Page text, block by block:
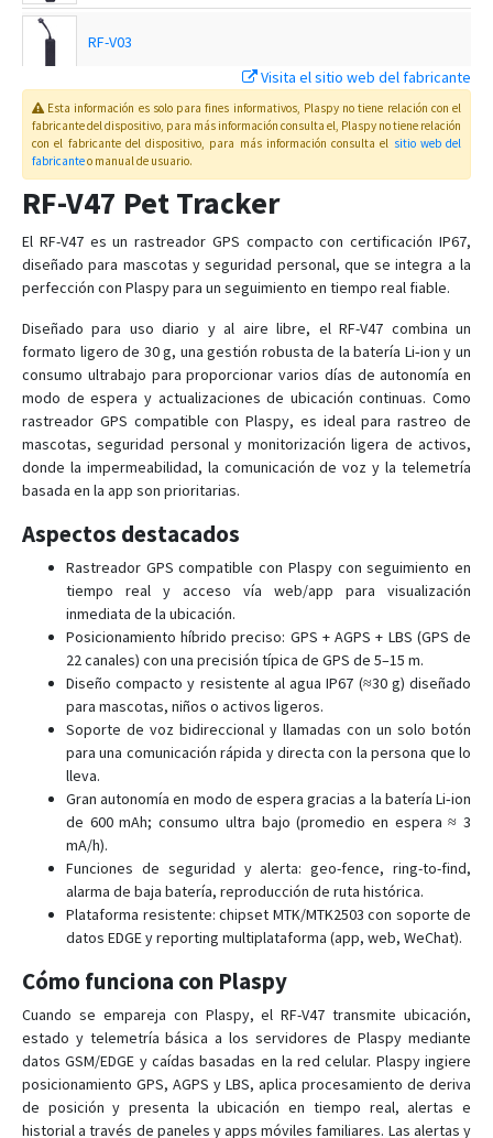
RF-V03
RF-V03
RF-V03-SOS
RF-V10
RF-V11
RF-V13
RF-V16
RF-V18
RF-V20
RF-V23
RF-V24
RF-V26
RF-V26+
RF-V28
RF-V30
RF-V32
RF-V34
RF-V36
RF-V38
RF-V40
RF-V43
RF-V44
RF-V45
RF-V46
RF-V48
Visita el sitio web del fabricante
Esta información es solo para fines informativos, Plaspy no tiene relación con el
fabricante del dispositivo, para más información consulta el, Plaspy no tiene relación
con el fabricante del dispositivo, para más información consulta el sitio web del
fabricanteo manual de usuario.
RF-V47 Pet Tracker
El RF-V47 es un rastreador GPS compacto con certificación IP67,
diseñado para mascotas y seguridad personal, que se integra a la
perfección con Plaspy para un seguimiento en tiempo real fiable.
Diseñado para uso diario y al aire libre, el RF-V47 combina un
formato ligero de 30 g, una gestión robusta de la batería Li‑ion y un
consumo ultrabajo para proporcionar varios días de autonomía en
modo de espera y actualizaciones de ubicación continuas. Como
rastreador GPS compatible con Plaspy, es ideal para rastreo de
mascotas, seguridad personal y monitorización ligera de activos,
donde la impermeabilidad, la comunicación de voz y la telemetría
basada en la app son prioritarias.
Aspectos destacados
Rastreador GPS compatible con Plaspy con seguimiento en
tiempo real y acceso vía web/app para visualización
inmediata de la ubicación.
Posicionamiento híbrido preciso: GPS + AGPS + LBS (GPS de
22 canales) con una precisión típica de GPS de 5–15 m.
Diseño compacto y resistente al agua IP67 (≈30 g) diseñado
para mascotas, niños o activos ligeros.
Soporte de voz bidireccional y llamadas con un solo botón
para una comunicación rápida y directa con la persona que lo
lleva.
Gran autonomía en modo de espera gracias a la batería Li‑ion
de 600 mAh; consumo ultra bajo (promedio en espera ≈ 3
mA/h).
Funciones de seguridad y alerta: geo-fence, ring-to-find,
alarma de baja batería, reproducción de ruta histórica.
Plataforma resistente: chipset MTK/MTK2503 con soporte de
datos EDGE y reporting multiplataforma (app, web, WeChat).
Cómo funciona con Plaspy
Cuando se empareja con Plaspy, el RF-V47 transmite ubicación,
estado y telemetría básica a los servidores de Plaspy mediante
datos GSM/EDGE y caídas basadas en la red celular. Plaspy ingiere
posicionamiento GPS, AGPS y LBS, aplica procesamiento de deriva
de posición y presenta la ubicación en tiempo real, alertas e
historial a través de paneles y apps móviles familiares. Las alertas y